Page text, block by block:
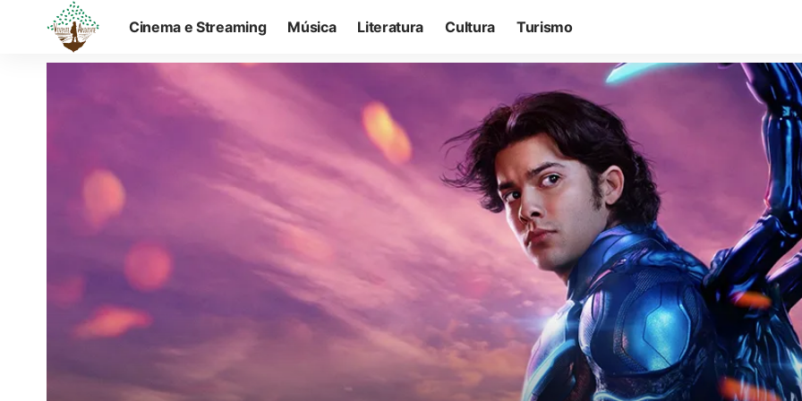
Cinema e Streaming Música Literatura Cultura Turismo